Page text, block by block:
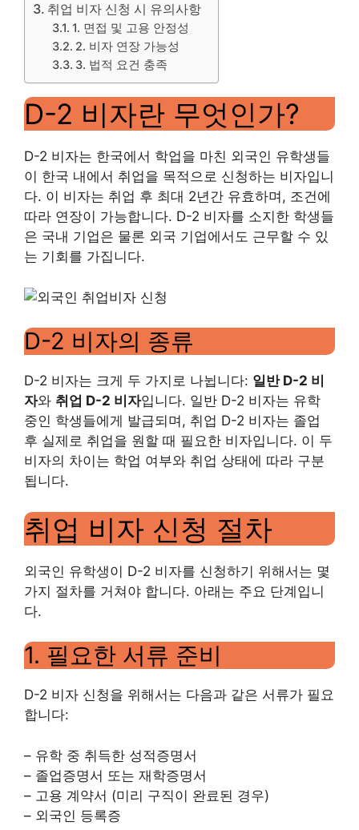
취업 비자 신청 시 유의사항
1. 면접 및 고용 안정성
2. 비자 연장 가능성
3. 법적 요건 충족
D-2 비자란 무엇인가?
D-2 비자는 한국에서 학업을 마친 외국인 유학생들
이 한국 내에서 취업을 목적으로 신청하는 비자입니
다. 이 비자는 취업 후 최대 2년간 유효하며, 조건에
따라 연장이 가능합니다. D-2 비자를 소지한 학생들
은 국내 기업은 물론 외국 기업에서도 근무할 수 있
는 기회를 가집니다.
D-2 비자의 종류
D-2 비자는 크게 두 가지로 나뉩니다: 일반 D-2 비
자와 취업 D-2 비자입니다. 일반 D-2 비자는 유학
중인 학생들에게 발급되며, 취업 D-2 비자는 졸업
후 실제로 취업을 원할 때 필요한 비자입니다. 이 두
비자의 차이는 학업 여부와 취업 상태에 따라 구분
됩니다.
취업 비자 신청 절차
외국인 유학생이 D-2 비자를 신청하기 위해서는 몇
가지 절차를 거쳐야 합니다. 아래는 주요 단계입니
다.
1. 필요한 서류 준비
D-2 비자 신청을 위해서는 다음과 같은 서류가 필요
합니다:
– 유학 중 취득한 성적증명서
– 졸업증명서 또는 재학증명서
– 고용 계약서 (미리 구직이 완료된 경우)
– 외국인 등록증